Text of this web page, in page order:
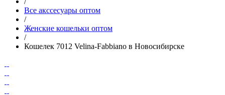
Все акссесуары оптом
/
Женские кошельки оптом
/
Кошелек 7012 Velina-Fabbiano в Новосибирске